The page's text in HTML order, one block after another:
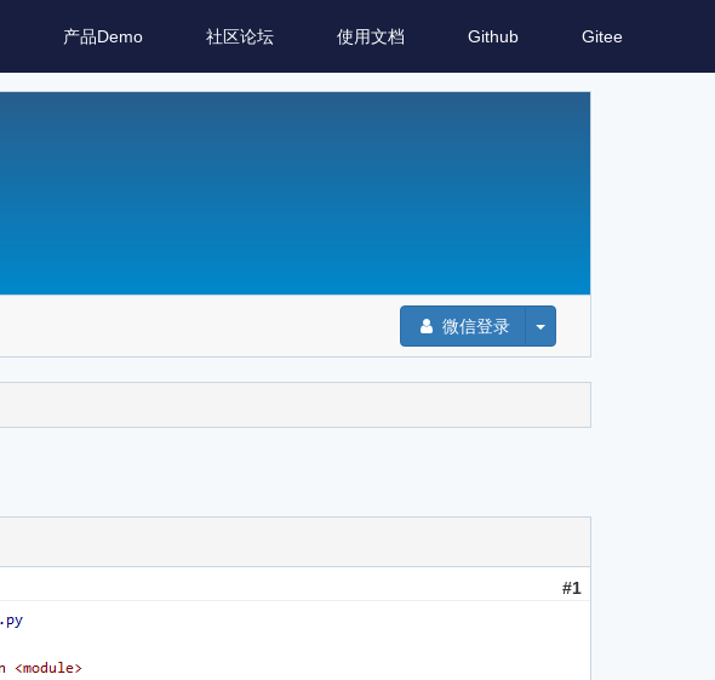
产品Demo 社区论坛 使用文档 Github Gitee
微信登录
#1